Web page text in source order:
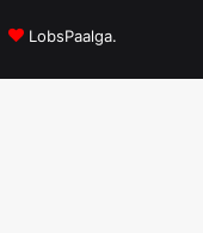
𝗱𝗼𝘂𝘇𝗲
𝗵𝗲𝘂𝗿𝗲𝘀
𝗱𝗲
LobsPaalga.